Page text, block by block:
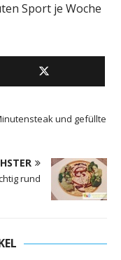
Sport je Woche
und gefüllte
rund